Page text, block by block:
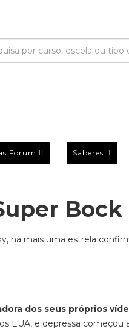
Forum Saberes
há mais uma estrela
dos seus próprios
EUA, e depressa começou